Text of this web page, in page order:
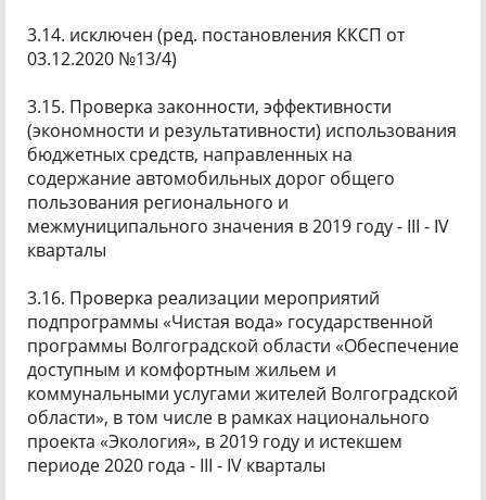
3.14. исключен (ред. постановления ККСП от
03.12.2020 №13/4)
3.15. Проверка законности, эффективности
(экономности и результативности) использования
бюджетных средств, направленных на
содержание автомобильных дорог общего
пользования регионального и
межмуниципального значения в 2019 году - III - IV
кварталы
3.16. Проверка реализации мероприятий
подпрограммы «Чистая вода» государственной
программы Волгоградской области «Обеспечение
доступным и комфортным жильем и
коммунальными услугами жителей Волгоградской
области», в том числе в рамках национального
проекта «Экология», в 2019 году и истекшем
периоде 2020 года - III - IV кварталы